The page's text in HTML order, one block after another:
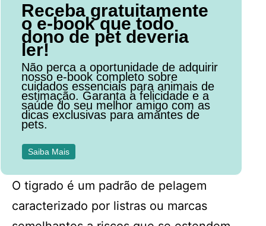
Receba gratuitamente
o e-book que todo
dono de pet deveria
ler!
Não perca a oportunidade de adquirir
nosso e-book completo sobre
cuidados essenciais para animais de
estimação. Garanta a felicidade e a
saúde do seu melhor amigo com as
dicas exclusivas para amantes de
pets.
Saiba Mais
O tigrado é um padrão de pelagem
caracterizado por listras ou marcas